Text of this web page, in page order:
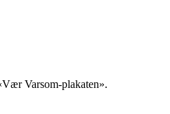
Varsom-plakaten».